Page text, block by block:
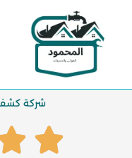
المحتوى
شركة كشف